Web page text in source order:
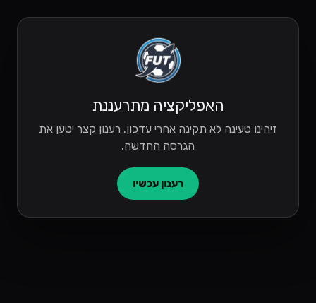
האפליקציה מתרעננת
זיהינו טעינה לא תקינה אחרי עדכון. רענון קצר יטען את
הגרסה החדשה.
רענון עכשיו